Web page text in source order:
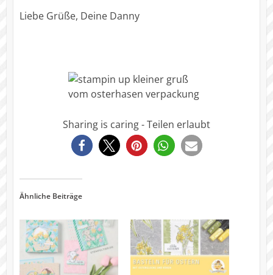
Liebe Grüße, Deine Danny
Sharing is caring - Teilen erlaubt
1331
Ähnliche Beiträge